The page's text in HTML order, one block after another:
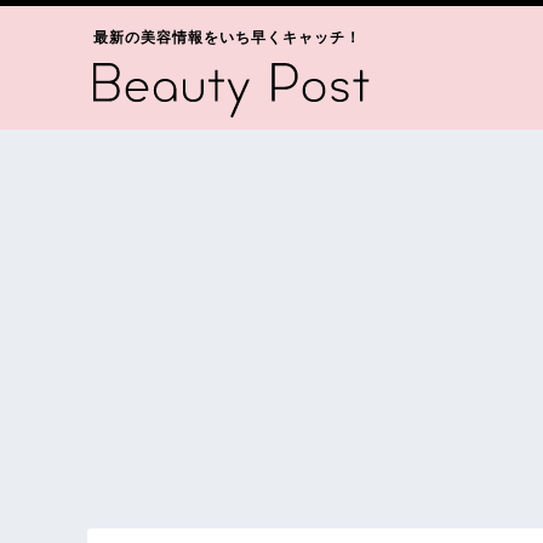
最新の美容情報をいち早くキャッチ！